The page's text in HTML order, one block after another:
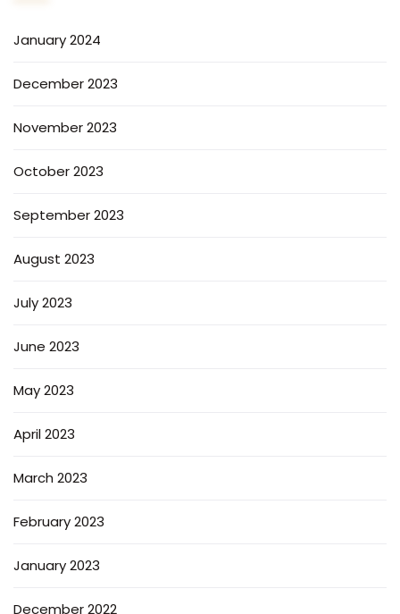
January 2024
December 2023
November 2023
October 2023
September 2023
August 2023
July 2023
June 2023
May 2023
April 2023
March 2023
February 2023
January 2023
December 2022